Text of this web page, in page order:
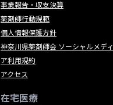
事業報告・収支決算
薬剤師行動規範
個人情報保護方針
神奈川県薬剤師会 ソーシャルメディ
ア利用規約
アクセス
在宅医療